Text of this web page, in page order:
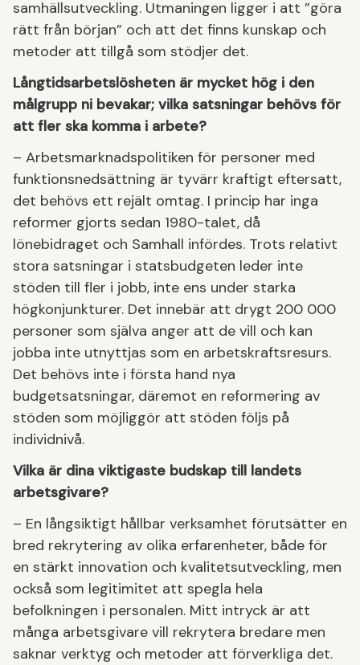
samhällsutveckling. Utmaningen ligger i att ”göra
rätt från början” och att det finns kunskap och
metoder att tillgå som stödjer det.
Långtidsarbetslösheten är mycket hög i den
målgrupp ni bevakar; vilka satsningar behövs för
att fler ska komma i arbete?
– Arbetsmarknadspolitiken för personer med
funktionsnedsättning är tyvärr kraftigt eftersatt,
det behövs ett rejält omtag. I princip har inga
reformer gjorts sedan 1980-talet, då
lönebidraget och Samhall infördes. Trots relativt
stora satsningar i statsbudgeten leder inte
stöden till fler i jobb, inte ens under starka
högkonjunkturer. Det innebär att drygt 200 000
personer som själva anger att de vill och kan
jobba inte utnyttjas som en arbetskraftsresurs.
Det behövs inte i första hand nya
budgetsatsningar, däremot en reformering av
stöden som möjliggör att stöden följs på
individnivå.
Vilka är dina viktigaste budskap till landets
arbetsgivare?
– En långsiktigt hållbar verksamhet förutsätter en
bred rekrytering av olika erfarenheter, både för
en stärkt innovation och kvalitetsutveckling, men
också som legitimitet att spegla hela
befolkningen i personalen. Mitt intryck är att
många arbetsgivare vill rekrytera bredare men
saknar verktyg och metoder att förverkliga det.